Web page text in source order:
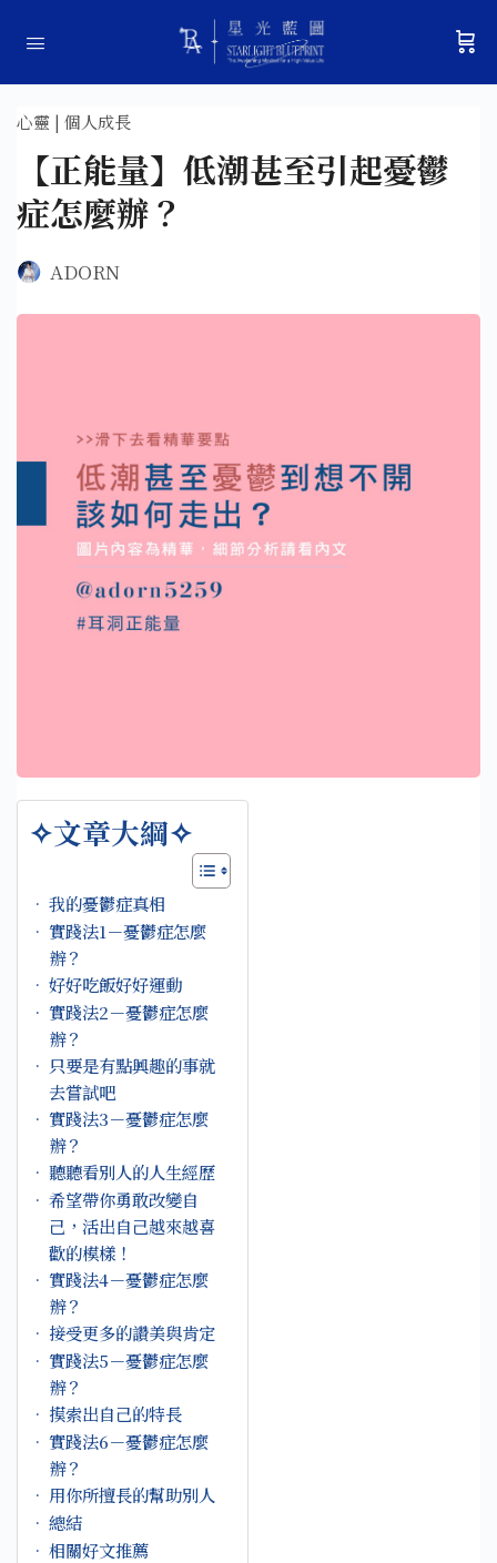
心靈 | 個人成長
【正能量】低潮甚至引起憂鬱
症怎麼辦？
ADORN
✧文章大綱✧
我的憂鬱症真相
實踐法1－憂鬱症怎麼
辦？
好好吃飯好好運動
實踐法2－憂鬱症怎麼
辦？
只要是有點興趣的事就
去嘗試吧
實踐法3－憂鬱症怎麼
辦？
聽聽看別人的人生經歷⁣
希望帶你勇敢改變自
己，活出自己越來越喜
歡的模樣！
實踐法4－憂鬱症怎麼
辦？
接受更多的讚美與肯定⁣
實踐法5－憂鬱症怎麼
辦？
摸索出自己的特長⁣
實踐法6－憂鬱症怎麼
辦？
用你所擅長的幫助別人⁣
總結
相關好文推薦